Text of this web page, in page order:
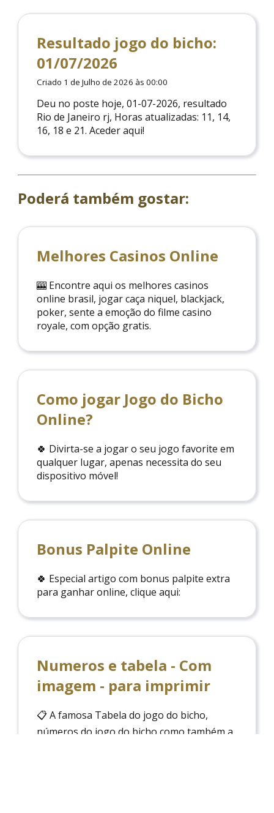
Resultado jogo do bicho:
01/07/2026
Criado 1 de Julho de 2026 às 00:00
Deu no poste hoje, 01-07-2026, resultado
Rio de Janeiro rj, Horas atualizadas: 11, 14,
16, 18 e 21. Aceder aqui!
Poderá também gostar:
Melhores Casinos Online
🎰 Encontre aqui os melhores casinos
online brasil, jogar caça niquel, blackjack,
poker, sente a emoção do filme casino
royale, com opção gratis.
Como jogar Jogo do Bicho
Online?
🍀 Divirta-se a jogar o seu jogo favorite em
qualquer lugar, apenas necessita do seu
dispositivo móvel!
Bonus Palpite Online
🍀 Especial artigo com bonus palpite extra
para ganhar online, clique aqui:
Numeros e tabela - Com
imagem - para imprimir
📋 A famosa Tabela do jogo do bicho,
números do jogo do bicho como também a